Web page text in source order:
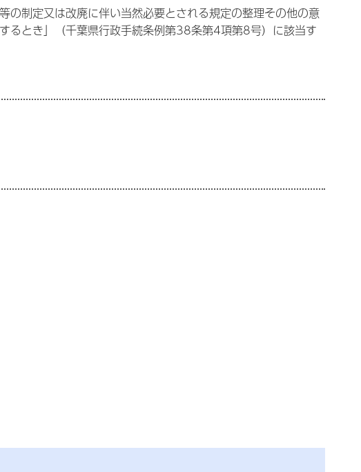
制定又は改廃に伴い当然必要とされる規定の整理その他の意
るとき」（千葉県行政手続条例第38条第4項第8号）に該当す